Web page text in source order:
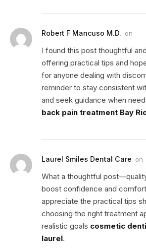
Robert F Mancuso M.D. on
I found this post thoughtful
offering practical tips and
for anyone dealing with
reminder to stay consistent
and seek guidance when
back pain treatment Bay
Laurel Smiles Dental Care on
What a thoughtful
boost confidence and
appreciate the practical tips
choosing the right treatment
realistic goals cosmetic
laurel.